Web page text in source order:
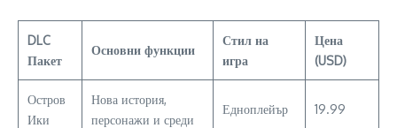
DLC
Пакет
Основни функции
Стил на
игра
Цена
(USD)
Остров
Ики
Нова история,
персонажи и среди
Едноплейър 19.99